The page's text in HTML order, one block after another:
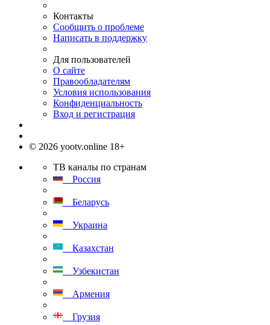
Контакты
Сообщить о проблеме
Написать в поддержку
Для пользователей
О сайте
Правообладателям
Условия использования
Конфиденциальность
Вход и регистрация
© 2026 yootv.online 18+
ТВ каналы по странам
Россия
Беларусь
Украина
Казахстан
Узбекистан
Армения
Грузия